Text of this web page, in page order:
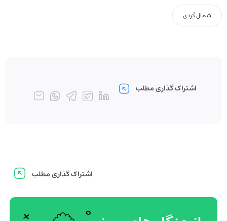
شمال گردی
اشتراک گذاری مطلب
اشتراک گذاری مطلب